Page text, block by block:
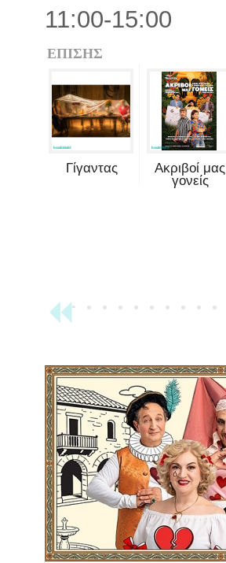
11:00-15:00
ΕΠΙΣΗΣ
Γίγαντας
Ακριβοί μας
γονείς